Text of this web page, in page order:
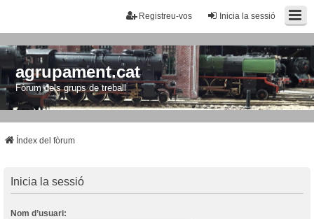
Inicia la sessió
Registreu-vos
agrupament.cat
Fòrum dels grups de treball
Índex del fòrum
Inicia la sessió
Nom d’usuari: